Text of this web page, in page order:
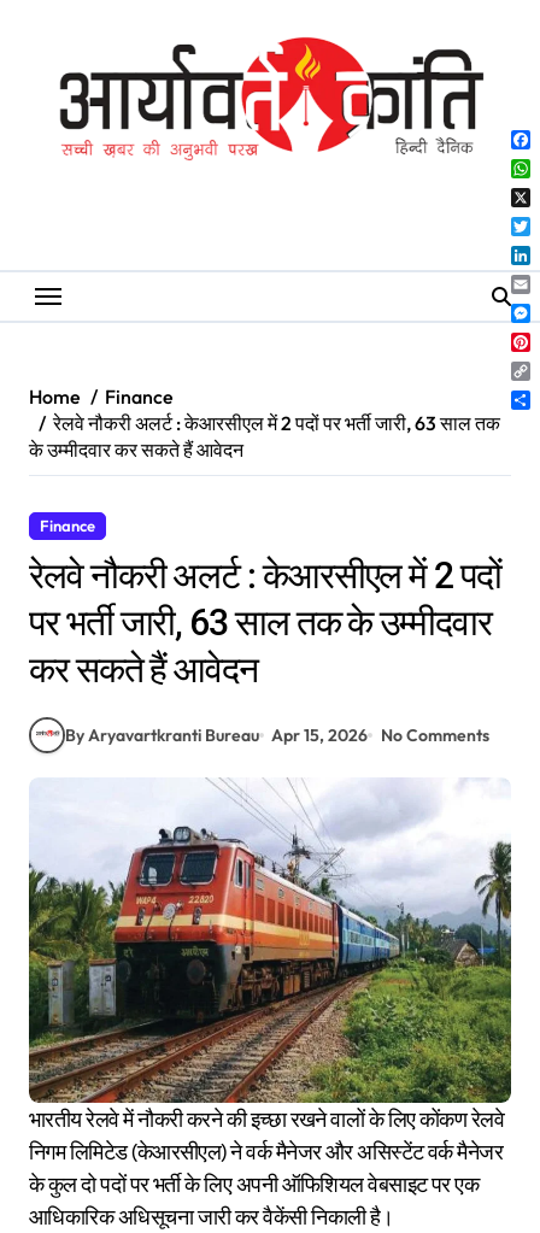
Home
Finance
रेलवे नौकरी अलर्ट : केआरसीएल में 2 पदों पर भर्ती जारी, 63 साल तक
के उम्मीदवार कर सकते हैं आवेदन
Finance
रेलवे नौकरी अलर्ट : केआरसीएल में 2 पदों
पर भर्ती जारी, 63 साल तक के उम्मीदवार
कर सकते हैं आवेदन
By Aryavartkranti Bureau Apr 15, 2026 No Comments
भारतीय रेलवे में नौकरी करने की इच्छा रखने वालों के लिए कोंकण रेलवे
निगम लिमिटेड (केआरसीएल) ने वर्क मैनेजर और असिस्टेंट वर्क मैनेजर
के कुल दो पदों पर भर्ती के लिए अपनी ऑफिशियल वेबसाइट पर एक
आधिकारिक अधिसूचना जारी कर वैकेंसी निकाली है।
X